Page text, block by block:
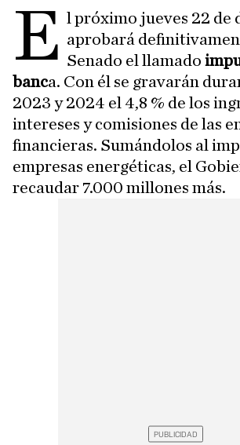
E l próximo jueves 22 de
aprobará
Senado el llamado
banca. Con él se gravarán
2023 y 2024 el 4,8 % de los
intereses y comisiones de las
financieras. Sumándolos al
empresas energéticas, el
recaudar 7.000 millones más.